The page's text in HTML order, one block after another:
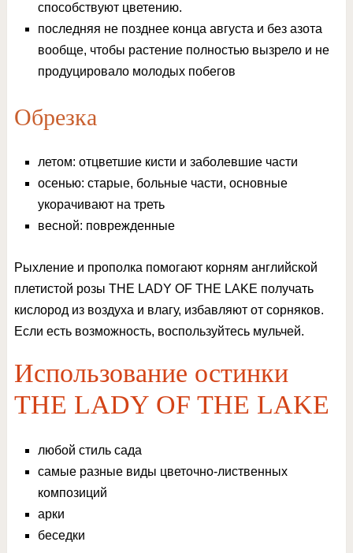
способствуют цветению.
последняя не позднее конца августа и без азота
вообще, чтобы растение полностью вызрело и не
продуцировало молодых побегов
Обрезка
летом: отцветшие кисти и заболевшие части
осенью: старые, больные части, основные
укорачивают на треть
весной: поврежденные
Рыхление и прополка помогают корням английской
плетистой розы THE LADY OF THE LAKE получать
кислород из воздуха и влагу, избавляют от сорняков.
Если есть возможность, воспользуйтесь мульчей.
Использование остинки
THE LADY OF THE LAKE
любой стиль сада
самые разные виды цветочно-лиственных
композиций
арки
беседки